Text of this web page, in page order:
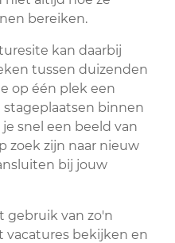
bereiken.
kan daarbij
tussen duizenden
op één plek een
stageplaatsen binnen
snel een beeld van
zoek zijn naar nieuw
bij jouw
gebruik van zo'n
vacatures bekijken en